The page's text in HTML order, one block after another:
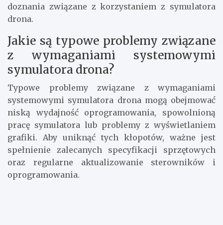
doznania związane z korzystaniem z symulatora
drona.
Jakie są typowe problemy związane
z wymaganiami systemowymi
symulatora drona?
Typowe problemy związane z wymaganiami
systemowymi symulatora drona mogą obejmować
niską wydajność oprogramowania, spowolnioną
pracę symulatora lub problemy z wyświetlaniem
grafiki. Aby uniknąć tych kłopotów, ważne jest
spełnienie zalecanych specyfikacji sprzętowych
oraz regularne aktualizowanie sterowników i
oprogramowania.